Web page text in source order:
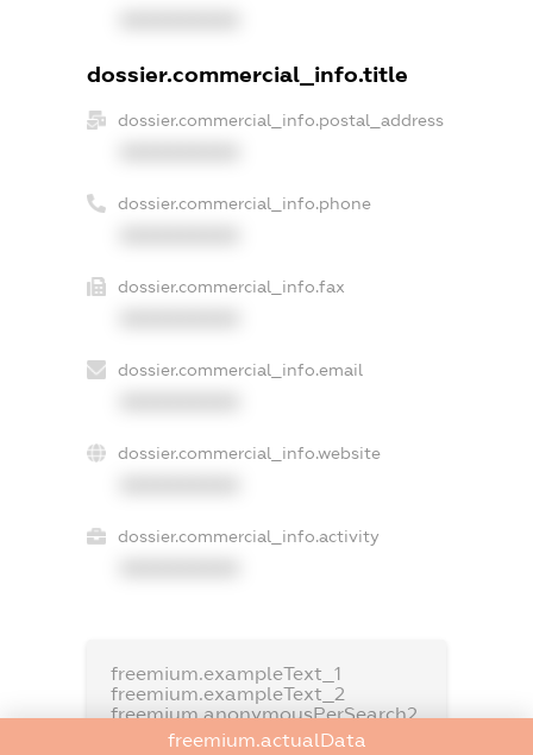
dossier.commercial_info.title
dossier.commercial_info.postal_address
dossier.commercial_info.phone
dossier.commercial_info.fax
dossier.commercial_info.email
dossier.commercial_info.website
dossier.commercial_info.activity
freemium.exampleText_1
freemium.exampleText_2
freemium.anonymousPerSearch2
freemium.actualData